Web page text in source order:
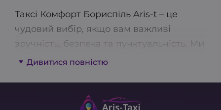
Таксі Комфорт Бориспіль Aris-t – це
чудовий вибір, якщо вам важливі
зручність, безпека та пунктуальність. Ми
пропонуємо подачу сучасних
Весь транспорт регулярно проходить
Дивитися повністю